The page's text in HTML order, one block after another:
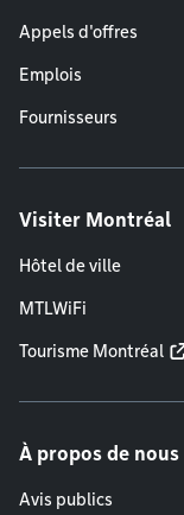
Appels d'offres
Emplois
Fournisseurs
Visiter Montréal
Hôtel de ville
MTLWiFi
Tourisme Montréal
À propos de nous
Avis publics